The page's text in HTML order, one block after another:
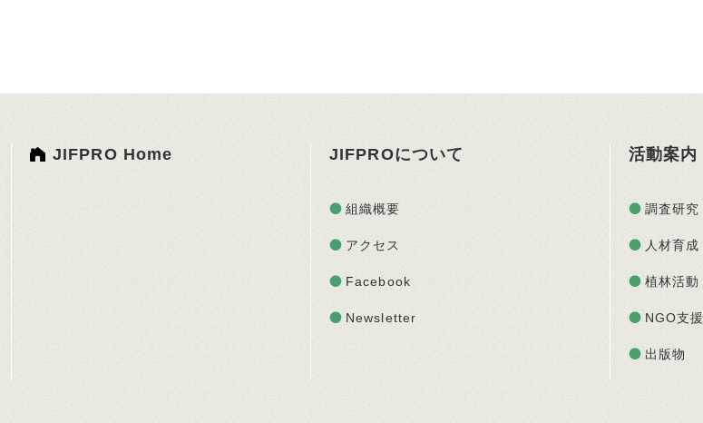
JIFPRO Home JIFPROについて
組織概要
アクセス
Facebook
Newsletter
活動案内
調査研究
人材育成
植林活動
NGO支援
出版物